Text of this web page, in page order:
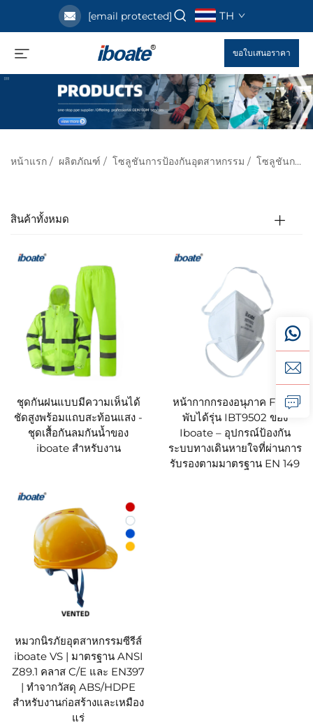
[email protected] TH
ขอใบเสนอราคา
หน้าแรก / ผลิตภัณฑ์ / โซลูชันการป้องกันอุตสาหกรรม / โซลูชันการป้องกันสำหรับงานก่อสร้างและอาคาร
สินค้าทั้งหมด
ชุดกันฝนแบบมีความเห็นได้
ชัดสูงพร้อมแถบสะท้อนแสง -
ชุดเสื้อกันลมกันน้ำของ
iboate สำหรับงาน
หน้ากากกรองอนุภาค FFP2
พับได้รุ่น IBT9502 ของ
Iboate – อุปกรณ์ป้องกัน
ระบบทางเดินหายใจที่ผ่านการ
รับรองตามมาตรฐาน EN 149
หมวกนิรภัยอุตสาหกรรมซีรีส์
iboate VS | มาตรฐาน ANSI
Z89.1 คลาส C/E และ EN397
| ทำจากวัสดุ ABS/HDPE
สำหรับงานก่อสร้างและเหมือง
แร่